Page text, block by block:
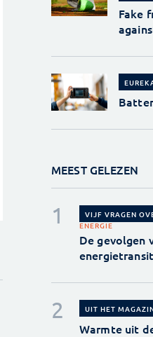
Fake
MEEST GELEZEN
VIJF VRAGEN
ENERGIE
De gevolgen
UIT HET
Warmte uit